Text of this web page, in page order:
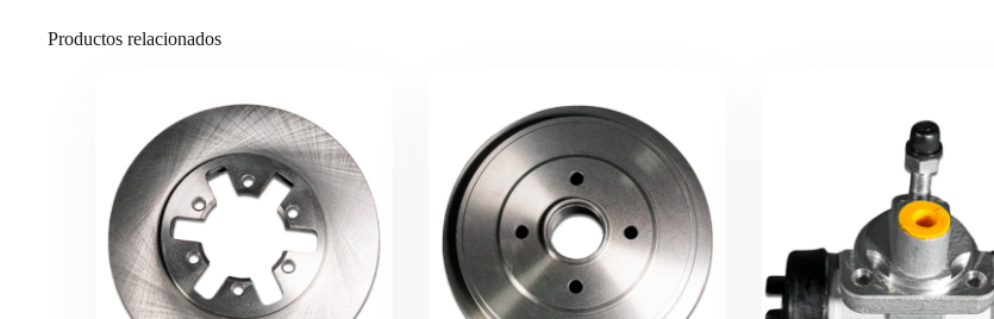
Productos relacionados